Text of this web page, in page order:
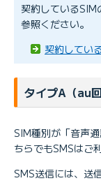
契約しているSIM
参照ください。
契約してい
タイプA（au
SIM種別が「音声
ちらでもSMSはご
SMS送信には、送